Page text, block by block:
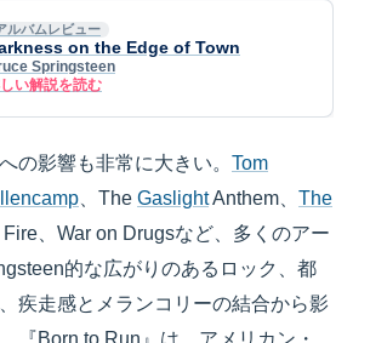
ルバムレビュー
on the Edge of Town
Springsteen
い解説を読む
の影響も非常に大きい。 Tom
、The GaslightAnthem、 The
Fire、War on Drugsなど、多くのアー
的な広がりのあるロック、都
疾走感とメランコリーの結合から影
『Born to Run』は、アメリカン・